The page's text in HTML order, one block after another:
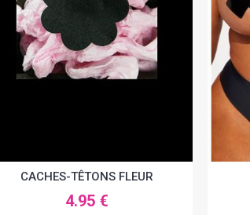
CACHES-TÊTONS FLEUR
4.95 €